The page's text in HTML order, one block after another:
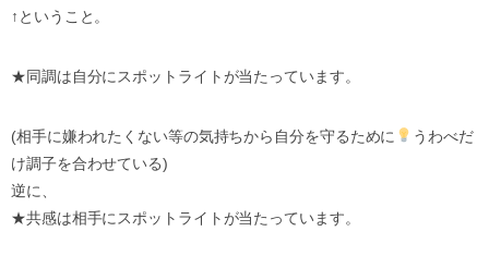
↑ということ。
★同調は自分にスポットライトが当たっています。
(相手に嫌われたくない等の気持ちから自分を守るために
うわべだ
け調子を合わせている)
逆に、
★共感は相手にスポットライトが当たっています。